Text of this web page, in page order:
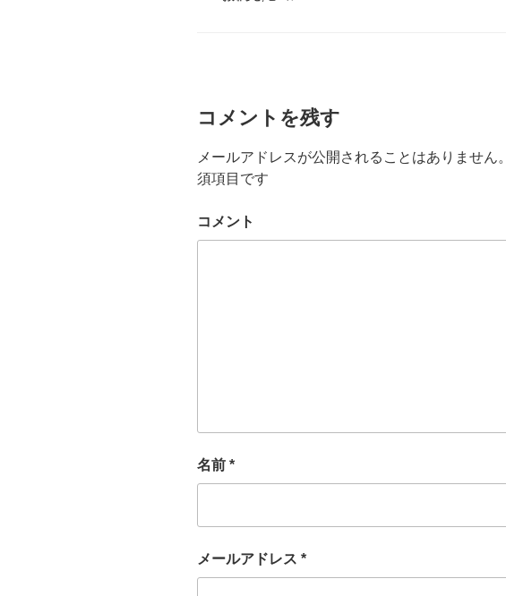
コメントを残す
メールアドレスが公開されることはありません。
須項目です
コメント
名前 *
メールアドレス *